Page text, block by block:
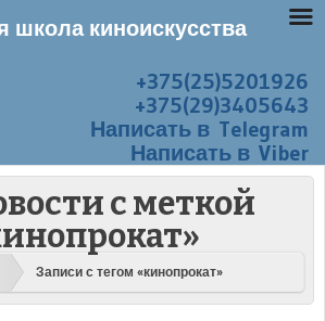
+375(25)5201926
+375(29)3405643
Написать в Telegram
Написать в Viber
с меткой
Записи с тегом «кинопрокат»
школа киноискусства